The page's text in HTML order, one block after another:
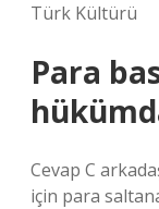
Türk Kültürü
Para
Cevap C
için para